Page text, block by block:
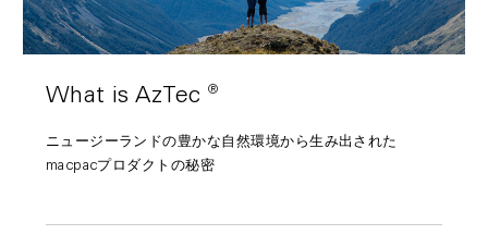
What is AzTec®︎
ニュージーランドの豊かな自然環境から生み出された
macpacプロダクトの秘密